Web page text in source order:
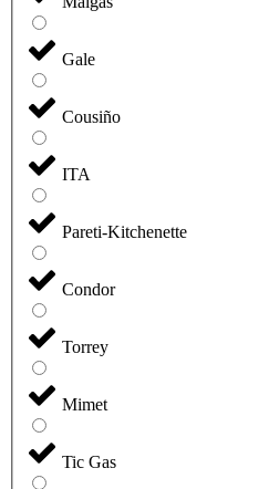
Gale
Cousiño
ITA
Pareti-Kitchenette
Condor
Torrey
Mimet
Tic Gas